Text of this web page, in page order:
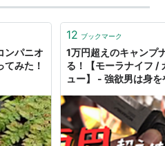
ンパニオ
みた！
12 ブックマーク
1万円超えのキャンプ
る！【モーラナイフ /
ュー】 - 強欲男は身